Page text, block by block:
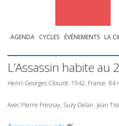
AGENDA CYCLES ÉVÉNEMENTS LA
L’Assassin habite au
Henri-Georges Clouzot. 1942. France.
Avec Pierre Fresnay, Suzy Delair, Jean